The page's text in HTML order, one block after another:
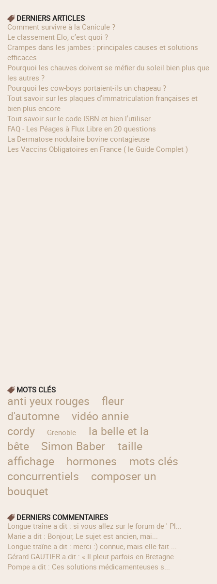
DERNIERS ARTICLES
Comment survivre à la Canicule ?
Le classement Elo, c’est quoi ?
Crampes dans les jambes : principales causes et solutions
efficaces
Pourquoi les chauves doivent se méfier du soleil bien plus que
les autres ?
Pourquoi les cow‑boys portaient‑ils un chapeau ?
Tout savoir sur les plaques d'immatriculation françaises et
bien plus encore
Tout savoir sur le code ISBN et bien l'utiliser
FAQ - Les Péages à Flux Libre en 20 questions
La Dermatose nodulaire bovine contagieuse
Les Vaccins Obligatoires en France ( le Guide Complet )
MOTS CLÉS
anti yeux rouges
fleur
d'automne
vidéo annie
cordy
Grenoble
la belle et la
bête
Simon Baber
taille
affichage
hormones
mots clés
concurrentiels
composer un
bouquet
DERNIERS COMMENTAIRES
longue traîne a dit : si vous allez sur le forum de ' Pl...
Marie a dit : Bonjour, Le sujet est ancien, mai...
longue traîne a dit : merci :) connue, mais elle fait ...
Gérard GAUTIER a dit : « Il pleut parfois en Bretagne ...
Pompe a dit : Ces solutions médicamenteuses s...